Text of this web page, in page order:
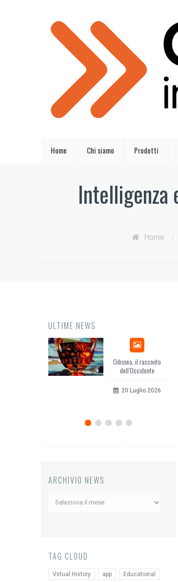
Home Chi siamo Prodotti
Home /
ULTIME NEWS
Odissea, il racconto
dell’Occidente
20 Luglio 2026
ARCHIVIO NEWS
Archivio
TAG CLOUD
Virtual History app Educational